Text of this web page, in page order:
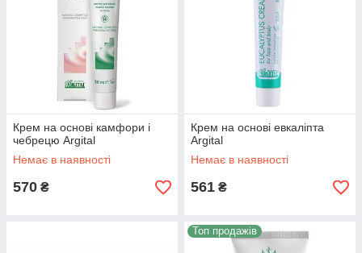
Крем на основі камфори і
чебрецю Argital
Немає в наявності
570 ₴
Крем на основі евкаліпта
Argital
Немає в наявності
561 ₴
Топ продажів